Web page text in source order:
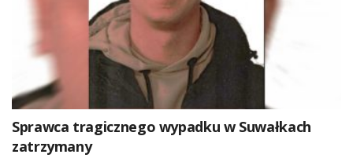
Sprawca tragicznego wypadku w Suwałkach
zatrzymany